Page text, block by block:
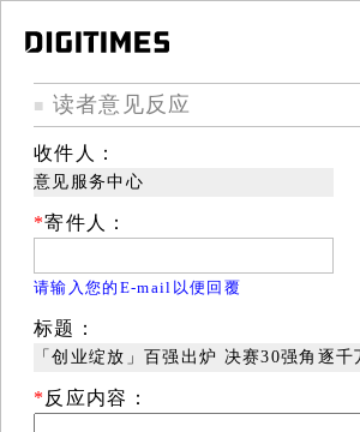
■ 读者意见反应
收件人：
意见服务中心
*寄件人：
请输入您的E-mail以便回覆
标题：
「创业绽放」百强出炉 决赛30强角逐千
* 反应内容：